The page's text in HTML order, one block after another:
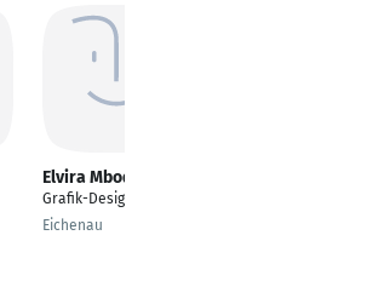
Elvira Mbodj
Grafik-Designerin
Eichenau